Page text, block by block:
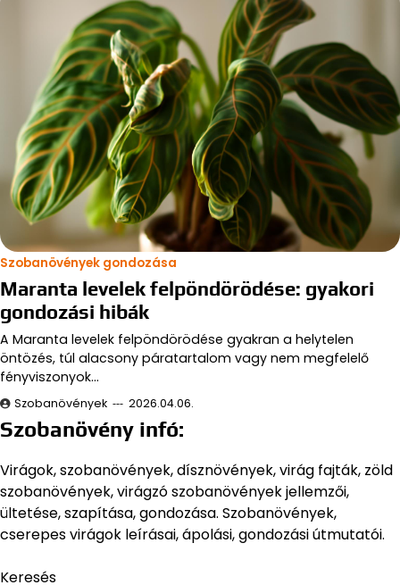
Szobanövények gondozása
Maranta levelek felpöndörödése: gyakori
gondozási hibák
A Maranta levelek felpöndörödése gyakran a helytelen
öntözés, túl alacsony páratartalom vagy nem megfelelő
fényviszonyok…
Szobanövények 2026.04.06.
Szobanövény infó:
Virágok, szobanövények, dísznövények, virág fajták, zöld
szobanövények, virágzó szobanövények jellemzői,
ültetése, szapítása, gondozása. Szobanövények,
cserepes virágok leírásai, ápolási, gondozási útmutatói.
Keresés